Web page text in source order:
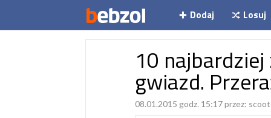
Dodaj Losuj
10
gwiazd.
08.01.2015 godz. 15:17 przez: